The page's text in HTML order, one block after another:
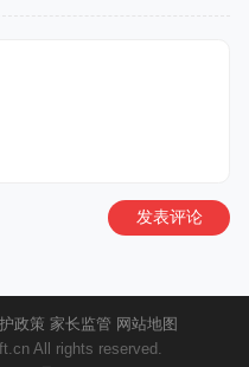
发表评论
政策 家长监管 网站地图
All rights reserved.